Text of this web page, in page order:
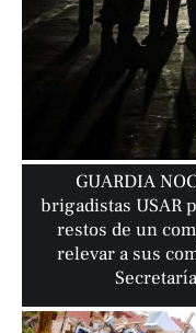
GUARDIA
brigadistas USAR
restos de un
relevar a sus